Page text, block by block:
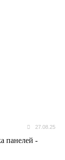
27.08.25
панелей -